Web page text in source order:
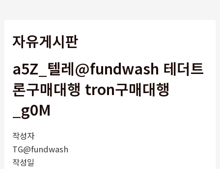
자유게시판
a5Z_텔레@fundwash 테더트
론구매대행 tron구매대행
_g0M
작성자
TG@fundwash
작성일